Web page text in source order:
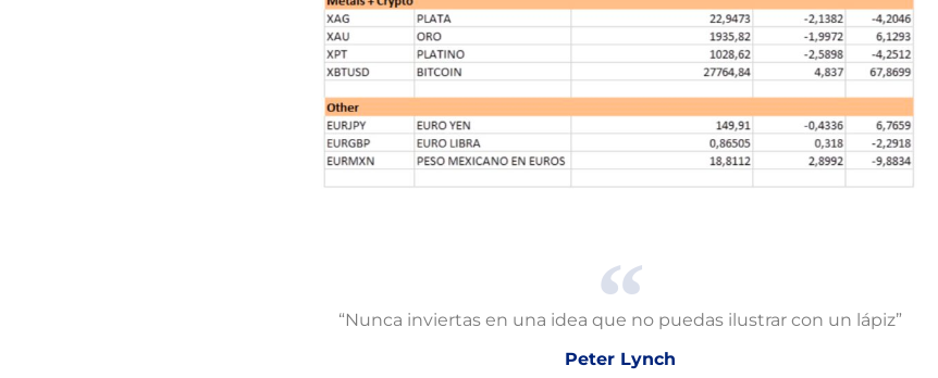
“Nunca inviertas en una idea que no puedas ilustrar con un lápiz”
Peter Lynch